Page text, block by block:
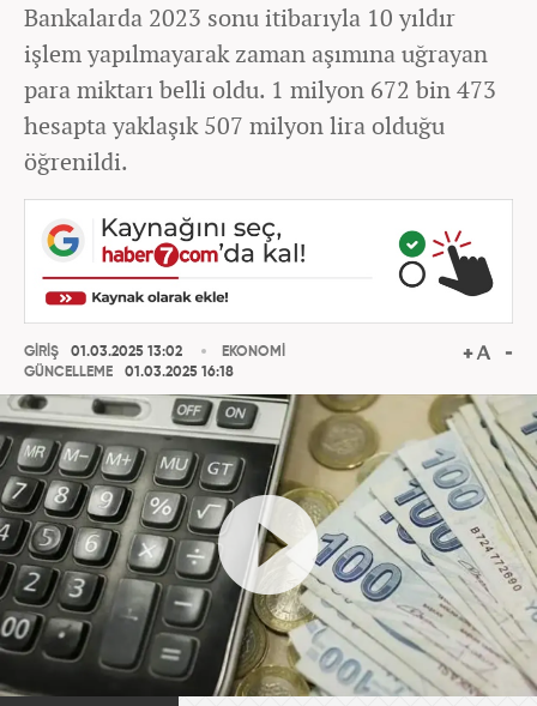
Bankalarda 2023 sonu itibarıyla 10 yıldır
işlem yapılmayarak zaman aşımına uğrayan
para miktarı belli oldu. 1 milyon 672 bin 473
hesapta yaklaşık 507 milyon lira olduğu
öğrenildi.
GİRİŞ
01.03.2025 13:02
GÜNCELLEME
01.03.2025 16:18
EKONOMİ